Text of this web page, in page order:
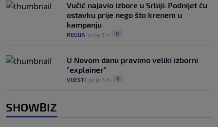
Vučić najavio izbore u Srbiji: Podnijet ću
ostavku prije nego što krenem u
kampanju
REGIJA prije 3 h 0
U Novom danu pravimo veliki izborni
"explainer"
VIJESTI prije 3 h 0
SHOWBIZ